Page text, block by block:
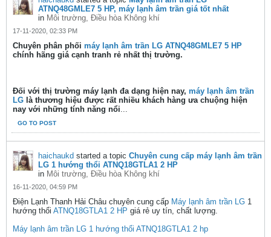
ATNQ48GMLE7 5 HP, máy lạnh âm trần giá tốt nhất
in Môi trường, Điều hòa Không khí
17-11-2020, 02:33 PM
Chuyên phân phối máy lạnh âm trần LG ATNQ48GMLE7 5 HP
chính hãng giá cạnh tranh rẻ nhất thị trường.
Đối với thị trường máy lạnh đa dạng hiện nay, máy lạnh âm trần
LG là thương hiệu được rất nhiều khách hàng ưa chuộng hiện
nay với những tính năng nổi...
GO TO POST
haichaukd started a topic Chuyên cung cấp máy lạnh âm trần
LG 1 hướng thổi ATNQ18GTLA1 2 HP
in Môi trường, Điều hòa Không khí
16-11-2020, 04:59 PM
Điện Lạnh Thanh Hải Châu chuyên cung cấp Máy lạnh âm trần LG 1
hướng thổi ATNQ18GTLA1 2 HP giá rẻ uy tín, chất lượng.
Máy lạnh âm trần LG 1 hướng thổi ATNQ18GTLA1 2 hp